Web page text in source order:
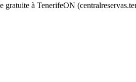
à TenerifeON